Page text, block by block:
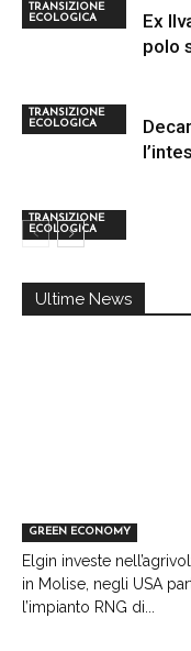
TRANSIZIONE
ECOLOGICA
TRANSIZIONE
ECOLOGICA
Ex
polo
TRANSIZIONE
ECOLOGICA
Ultime News
GREEN ECONOMY
Elgin investe
in Molise, negli USA
l’impianto RNG di...